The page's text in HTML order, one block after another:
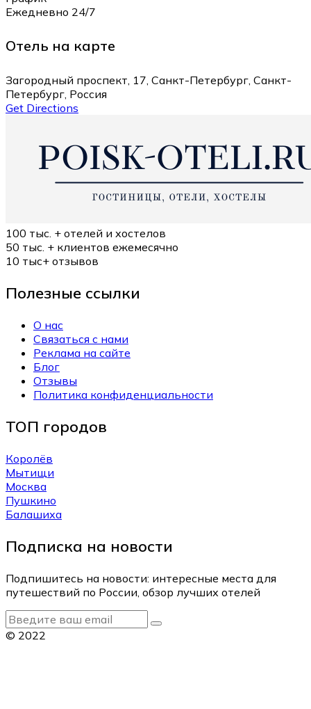
Ежедневно 24/7
Отель на карте
Загородный проспект, 17, Санкт-Петербург, Санкт-
Петербург, Россия
Get Directions
100 тыс. + отелей и хостелов
50 тыс. + клиентов ежемесячно
10 тыс+ отзывов
Полезные ссылки
О нас
Связаться с нами
Реклама на сайте
Блог
Отзывы
Политика конфиденциальности
ТОП городов
Королёв
Мытищи
Москва
Пушкино
Балашиха
Подписка на новости
Подпишитесь на новости: интересные места для
путешествий по России, обзор лучших отелей
© 2022